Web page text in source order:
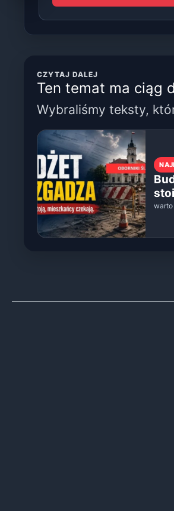
CZYTAJ DALEJ
Ten temat ma ciąg
Wybraliśmy teksty,